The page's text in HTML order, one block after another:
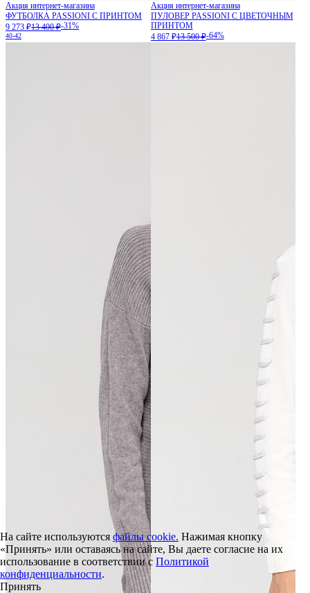
Акция интернет-магазина
ФУТБОЛКА PASSIONI С ПРИНТОМ
9 273 ₽13 400 ₽-31%
40-42
Акция интернет-магазина
ПУЛОВЕР PASSIONI С ЦВЕТОЧНЫМ
ПРИНТОМ
4 867 ₽13 500 ₽-64%
На сайте используются файлы cookie. Нажимая кнопку
«Принять» или оставаясь на сайте, Вы даете согласие на их
использование в соответствии с Политикой
конфиденциальности.
Принять